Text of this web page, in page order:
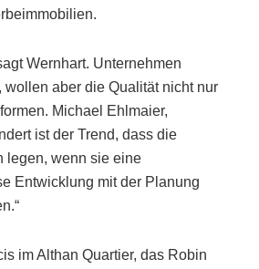
Wernhart. Unternehmen
aber die Qualität nicht nur
Michael Ehlmaier,
ist der Trend, dass die
legen, wenn sie eine
Entwicklung mit der Planung
im Althan Quartier, das Robin